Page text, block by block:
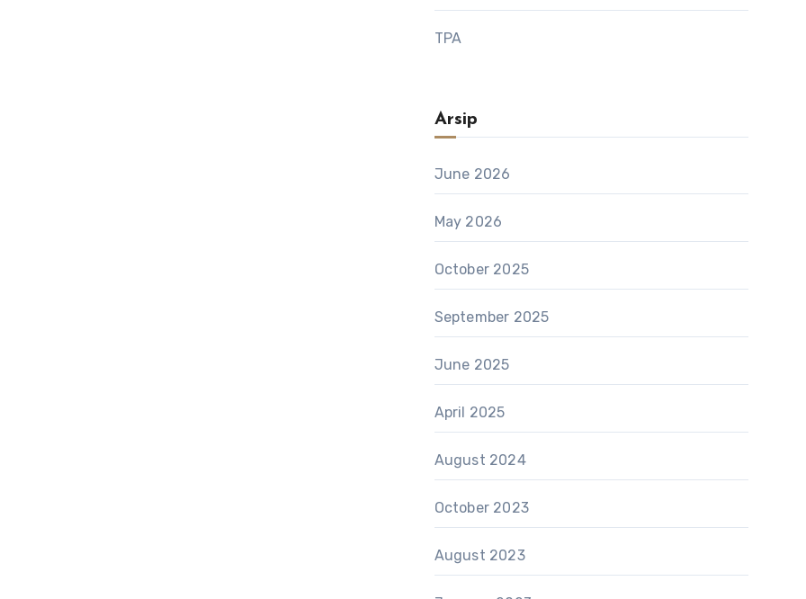
TPA
Arsip
June 2026
May 2026
October 2025
September 2025
June 2025
April 2025
August 2024
October 2023
August 2023